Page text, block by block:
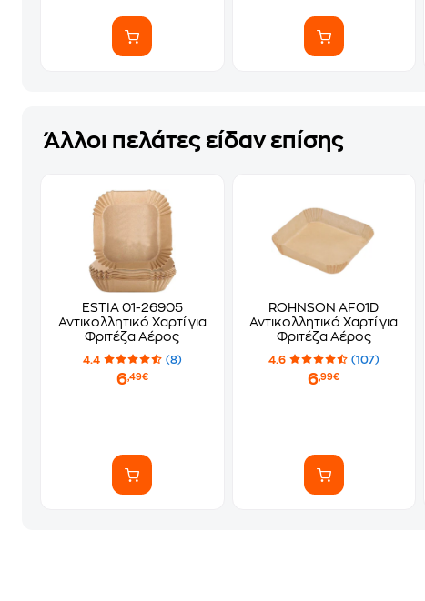
Άλλοι πελάτες είδαν επίσης
ESTIA 01-26905
Αντικολλητικό Χαρτί για
Φριτέζα Αέρος
4.4 (8)
6,49€
ROHNSON AF01D
Αντικολλητικό Χαρτί για
Φριτέζα Αέρος
4.6 (107)
6,99€